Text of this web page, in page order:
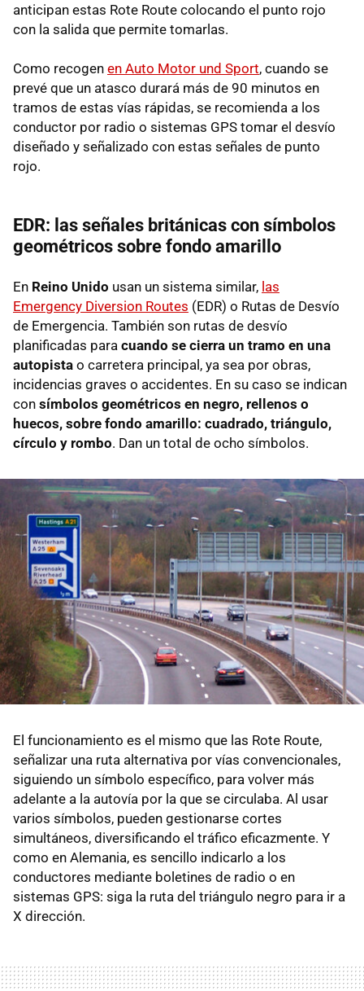
anticipan estas Rote Route colocando el punto rojo
con la salida que permite tomarlas.
Como recogen en Auto Motor und Sport, cuando se
prevé que un atasco durará más de 90 minutos en
tramos de estas vías rápidas, se recomienda a los
conductor por radio o sistemas GPS tomar el desvío
diseñado y señalizado con estas señales de punto
rojo.
EDR: las señales británicas con símbolos
geométricos sobre fondo amarillo
En Reino Unido usan un sistema similar, las
Emergency Diversion Routes (EDR) o Rutas de Desvío
de Emergencia. También son rutas de desvío
planificadas para cuando se cierra un tramo en una
autopista o carretera principal, ya sea por obras,
incidencias graves o accidentes. En su caso se indican
con símbolos geométricos en negro, rellenos o
huecos, sobre fondo amarillo: cuadrado, triángulo,
círculo y rombo. Dan un total de ocho símbolos.
El funcionamiento es el mismo que las Rote Route,
señalizar una ruta alternativa por vías convencionales,
siguiendo un símbolo específico, para volver más
adelante a la autovía por la que se circulaba. Al usar
varios símbolos, pueden gestionarse cortes
simultáneos, diversificando el tráfico eficazmente. Y
como en Alemania, es sencillo indicarlo a los
conductores mediante boletines de radio o en
sistemas GPS: siga la ruta del triángulo negro para ir a
X dirección.